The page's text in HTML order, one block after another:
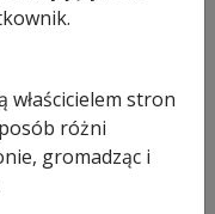
Hormann
Oak
w ostatnich 30
stron
różni
gromadząc i